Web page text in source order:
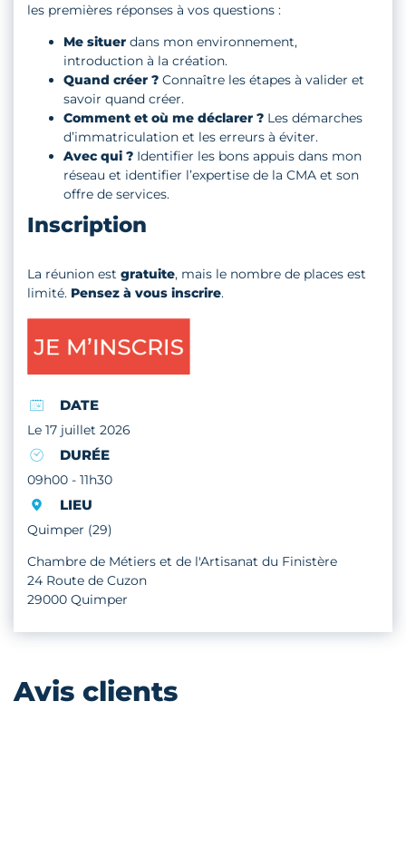
les premières réponses à vos questions :
Me situer dans mon environnement,
introduction à la création.
Quand créer ? Connaître les étapes à valider et
savoir quand créer.
Comment et où me déclarer ? Les démarches
d’immatriculation et les erreurs à éviter.
Avec qui ? Identifier les bons appuis dans mon
réseau et identifier l’expertise de la CMA et son
offre de services.
Inscription
La réunion est gratuite, mais le nombre de places est
limité. Pensez à vous inscrire.
DATE
Le 17 juillet 2026
DURÉE
09h00 - 11h30
LIEU
Quimper (29)
Chambre de Métiers et de l'Artisanat du Finistère
24 Route de Cuzon
29000 Quimper
Avis clients